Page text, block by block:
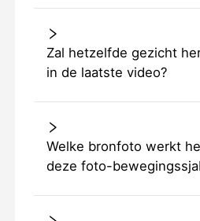
Zal hetzelfde gezicht
in de laatste video?
Welke bronfoto werkt
deze foto-